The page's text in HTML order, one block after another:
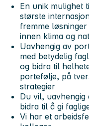
En unik mulighet
største
fremme
innen klima og
Uavhengig av
med betydelig
og bidra til
portefølje, på
strategier
Du vil,
bidra til å gi
Vi har et